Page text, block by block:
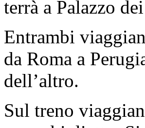
terrà a Palazzo
Entrambi
da Roma a
dell’altro.
Sul treno